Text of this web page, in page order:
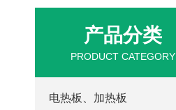
产品分类
PRODUCT CATEGORY
电热板、加热板